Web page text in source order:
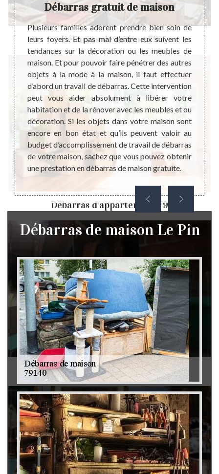
Débarras de maison 79
Débarras d'appartement 79
Débarras de grenier et cave 79
à un
ce
Et
un
à
au
Débarras gratuit de maison
Plusieurs familles adorent prendre bien soin de
leurs foyers. Et pas mal d’entre eux suivent les
tendances sur la décoration ou les meubles de
maison. Et pour pouvoir faire pénétrer des autres
objets à la mode à la maison, il faut effectuer
d’abord un travail de débarras. Cette intervention
peut vous aider absolument à libérer votre
habitation et de la rénover avec les meubles et ou
décoration. Si les objets dans votre maison sont
encore en bon état et qu’ils peuvent valoir au
budget d’accomplissement de travail de débarras
de votre maison, sachez que vous pouvez obtenir
une prestation en débarras de maison gratuite.
La
pas
pire
et
en
Débarras de maison Le Pin